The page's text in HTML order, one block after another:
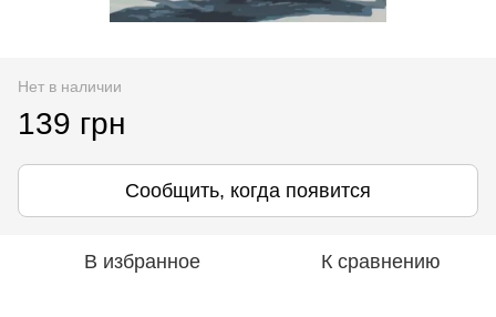
Нет в наличии
139 грн
Сообщить, когда появится
В избранное К сравнению